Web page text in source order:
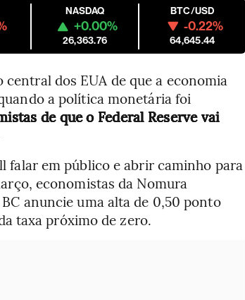
NASDAQ
+0.00%
26,363.76
BTC/USD
-0.22%
64,645.44
dos EUA de que a economia
a política monetária foi
de que o Federal Reserve vai
falar em público e abrir caminho para
economistas da Nomura
anuncie uma alta de 0,50 ponto
taxa próximo de zero.